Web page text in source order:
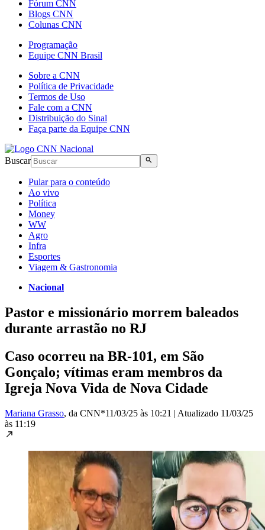
Fórum CNN
Blogs CNN
Colunas CNN
Programação
Equipe CNN Brasil
Sobre a CNN
Política de Privacidade
Termos de Uso
Fale com a CNN
Distribuição do Sinal
Faça parte da Equipe CNN
Buscar
Pular para o conteúdo
Ao vivo
Política
Money
WW
Agro
Infra
Esportes
Viagem & Gastronomia
Nacional
Pastor e missionário morrem baleados
durante arrastão no RJ
Caso ocorreu na BR-101, em São
Gonçalo; vítimas eram membros da
Igreja Nova Vida de Nova Cidade
Mariana Grasso, da CNN*11/03/25 às 10:21 | Atualizado 11/03/25
às 11:19